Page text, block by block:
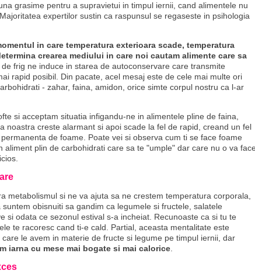
grasime pentru a supravietui in timpul iernii, cand alimentele nu
expertilor sustin ca raspunsul se regaseste in psihologia
in care temperatura exterioara scade, temperatura
crearea mediului in care noi cautam alimente care sa
de frig ne induce in starea de autoconservare care transmite
rapid posibil. Din pacate, acel mesaj este de cele mai multe ori
- zahar, faina, amidon, orice simte corpul nostru ca l-ar
si acceptam situatia infigandu-ne in alimentele pline de faina,
noastra creste alarmant si apoi scade la fel de rapid, creand un fel
de foame. Poate vei si observa cum ti se face foame
aliment plin de carbohidrati care sa te "umple" dar care nu o va
metabolismul si ne va ajuta sa ne crestem temperatura corporala,
obisnuiti sa gandim ca legumele si fructele, salatele
si odata ce sezonul estival s-a incheiat. Recunoaste ca si tu te
te racoresc cand ti-e cald. Partial, aceasta mentalitate este
le avem in materie de fructe si legume pe timpul iernii, dar
iarna cu mese mai bogate si mai calorice